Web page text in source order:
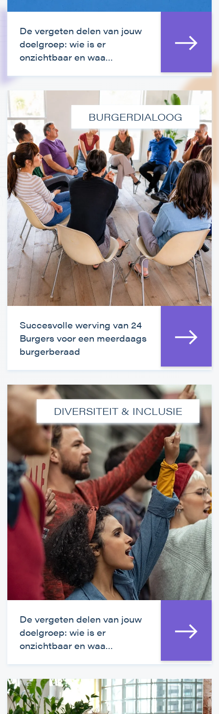
De vergeten delen van jouw
doelgroep: wie is er
onzichtbaar en waa…
Succesvolle werving van 24
Burgers voor een meerdaags
burgerberaad
BURGERDIALOOG
De vergeten delen van jouw
doelgroep: wie is er
onzichtbaar en waa…
DIVERSITEIT & INCLUSIE